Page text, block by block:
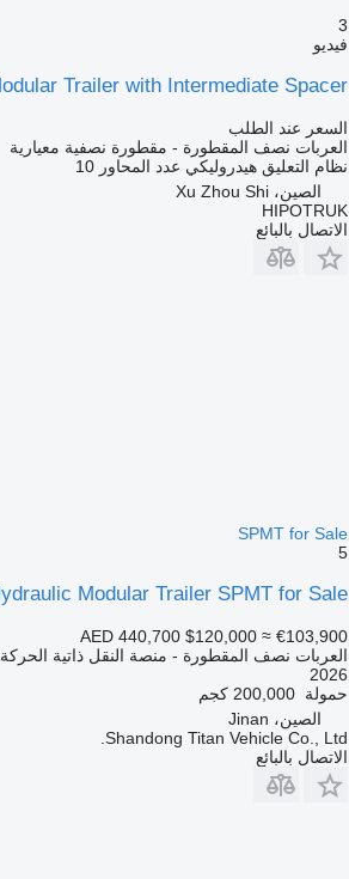
3
فيديو
Trailer with Intermediate Spacer
السعر عند الطلب
العربات نصف المقطورة - مقطورة نصفية معيارية
نظام التعليق هيدروليكي عدد المحاور 10
الصين، Xu Zhou Shi
HIPOTRUK
الاتصال بالبائع
SPMT for Sale
5
Modular Trailer SPMT for Sale
AED 440,700 $120,000 ≈ €103,900
العربات نصف المقطورة - منصة النقل ذاتية الحركة
2026
حمولة 200,000 كجم
الصين، Jinan
Shandong Titan Vehicle Co., Ltd.
الاتصال بالبائع